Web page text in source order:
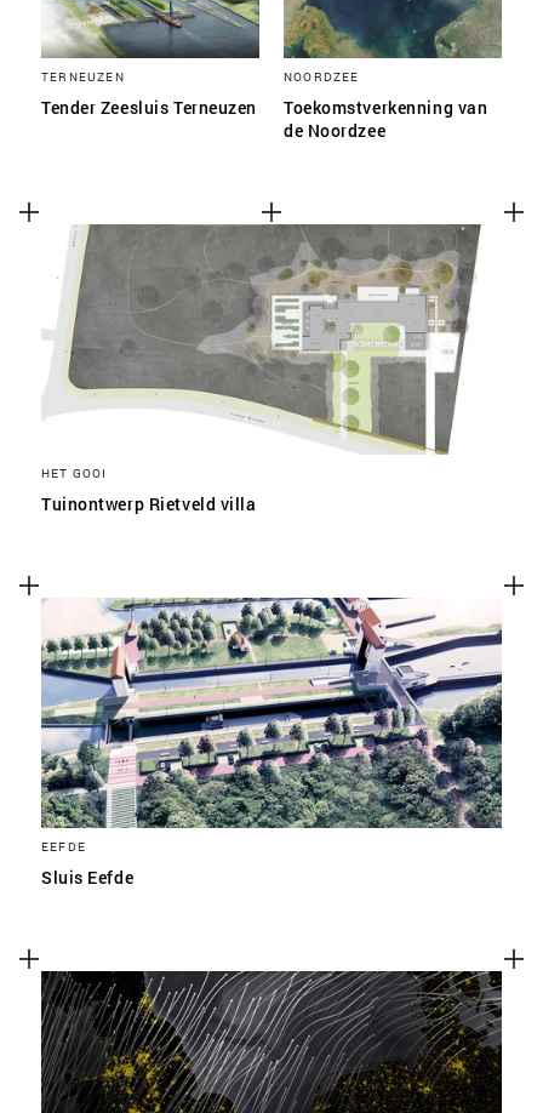
TERNEUZEN
Tender Zeesluis Terneuzen
NOORDZEE
Toekomstverkenning van
de Noordzee
HET GOOI
Tuinontwerp Rietveld villa
EEFDE
Sluis Eefde